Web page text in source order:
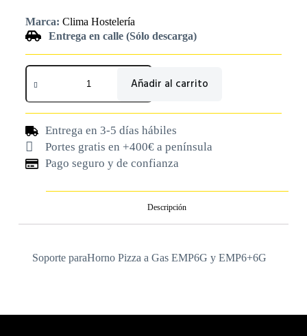
Marca: Clima Hostelería
Entrega en calle (Sólo descarga)
Añadir al carrito
Entrega en 3-5 días hábiles
Portes gratis en +400€ a península
Pago seguro y de confianza
Descripción
Soporte paraHorno Pizza a Gas EMP6G y EMP6+6G